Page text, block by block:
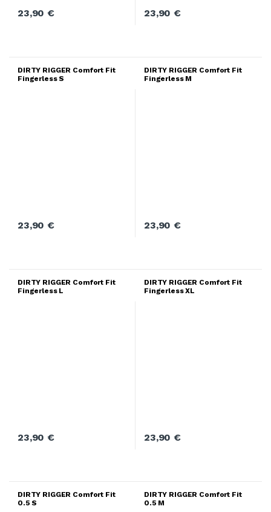
23,90€ 23,90€
DIRTY RIGGER Comfort Fit
Fingerless S
23,90€
DIRTY RIGGER Comfort Fit
Fingerless M
23,90€
DIRTY RIGGER Comfort Fit
Fingerless L
23,90€
DIRTY RIGGER Comfort Fit
Fingerless XL
23,90€
DIRTY RIGGER Comfort Fit
0.5 S
DIRTY RIGGER Comfort Fit
0.5 M